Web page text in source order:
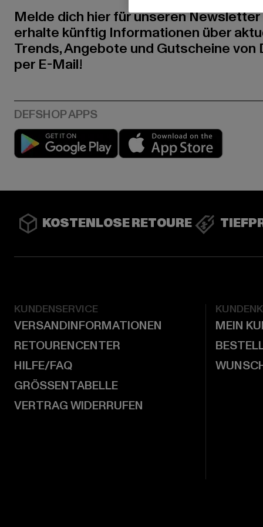
Melde dich hier für unseren Newsletter
erhalte künftig Informationen über
Trends, Angebote und Gutscheine von
per E-Mail!
Play market
KOSTENLOSE RETOURE
KUNDENSERVICE
VERSANDINFORMATIONEN
RETOURENCENTER
HILFE/FAQ
GRÖSSENTABELLE
VERTRAG WIDERRUFEN
MEIN